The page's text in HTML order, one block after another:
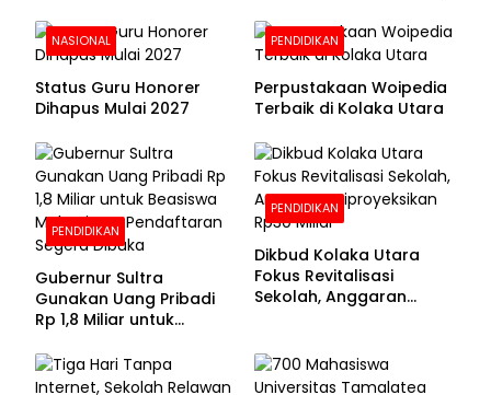
Foto Putrinya Perlihatkan
Ijazah
NASIONAL
Status Guru Honorer
Dihapus Mulai 2027
PENDIDIKAN
Perpustakaan Woipedia
Terbaik di Kolaka Utara
PENDIDIKAN
Gubernur Sultra
Gunakan Uang Pribadi
Rp 1,8 Miliar untuk
Pendaftaran Segera
Dibuka
PENDIDIKAN
Dikbud Kolaka Utara
Fokus Revitalisasi
Sekolah, Anggaran